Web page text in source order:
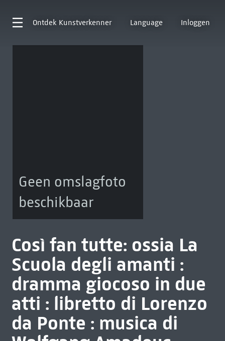
Ontdek Kunstverkenner Language Inloggen
Geen omslagfoto
beschikbaar
Così fan tutte: ossia La
Scuola degli amanti :
dramma giocoso in due
atti : libretto di Lorenzo
da Ponte : musica di